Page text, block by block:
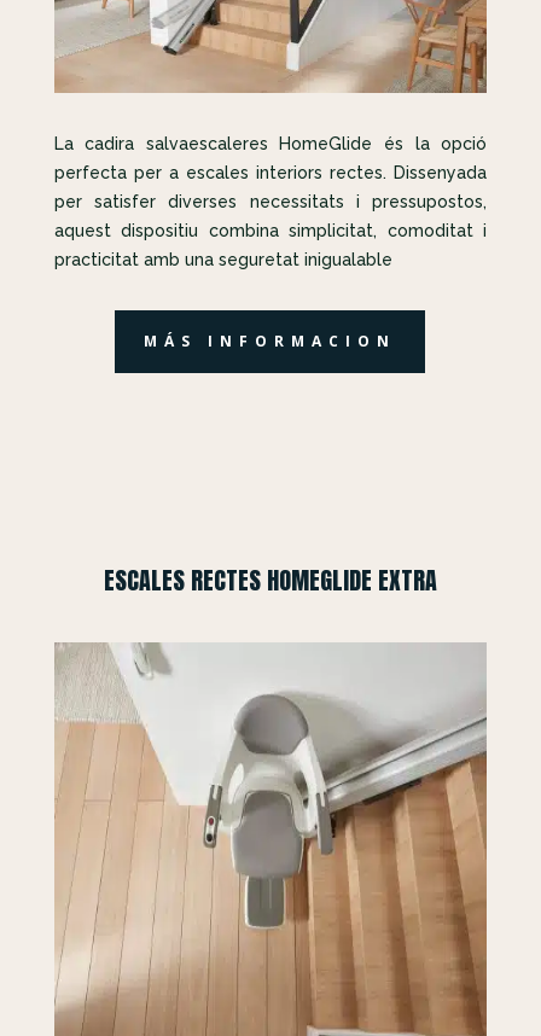
La cadira salvaescaleres HomeGlide és la opció
perfecta per a escales interiors rectes. Dissenyada
per satisfer diverses necessitats i pressupostos,
aquest dispositiu combina simplicitat, comoditat i
practicitat amb una seguretat inigualable
MÁS INFORMACION
ESCALES RECTES HOMEGLIDE EXTRA